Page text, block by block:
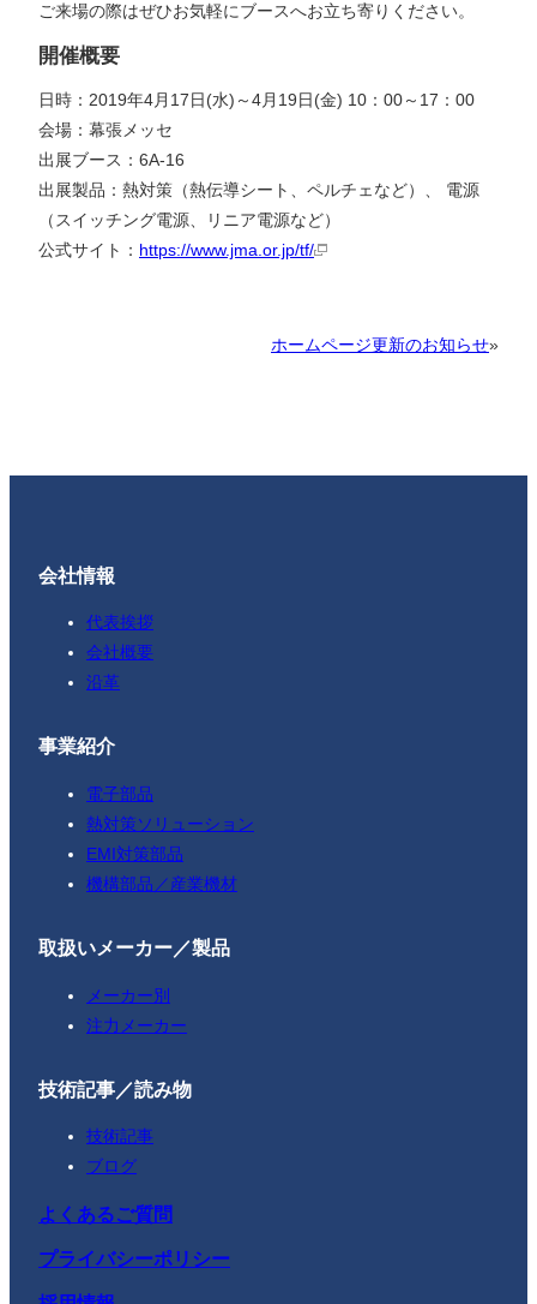
ご来場の際はぜひお気軽にブースへお立ち寄りください。
開催概要
日時：2019年4月17日(水)～4月19日(金) 10：00～17：00
会場：幕張メッセ
出展ブース：6A-16
出展製品：熱対策（熱伝導シート、ペルチェなど）、 電源
（スイッチング電源、リニア電源など）
公式サイト： https://www.jma.or.jp/tf/
»
ホームページ更新のお知らせ
会社情報
代表挨拶
会社概要
沿革
事業紹介
電子部品
熱対策ソリューション
EMI対策部品
機構部品／産業機材
取扱いメーカー／製品
メーカー別
注力メーカー
技術記事／読み物
技術記事
ブログ
よくあるご質問
プライバシーポリシー